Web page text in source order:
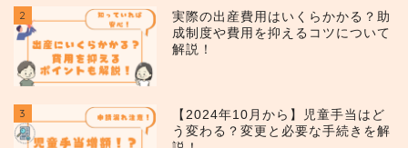
2
実際の出産費用はいくらかかる？助
成制度や費用を抑えるコツについて
解説！
3
【2024年10月から】児童手当はど
う変わる？変更と必要な手続きを解